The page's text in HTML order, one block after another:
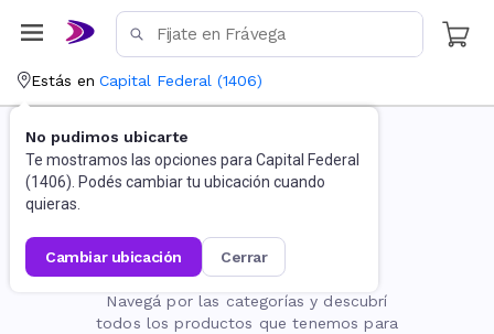
Estás en Capital Federal (1406)
No pudimos ubicarte
Te mostramos las opciones para Capital Federal
(1406). Podés cambiar tu ubicación cuando
quieras.
cambiar ubicación cerrar
La página no existe
Navegá por las categorías y descubrí
todos los productos que tenemos para